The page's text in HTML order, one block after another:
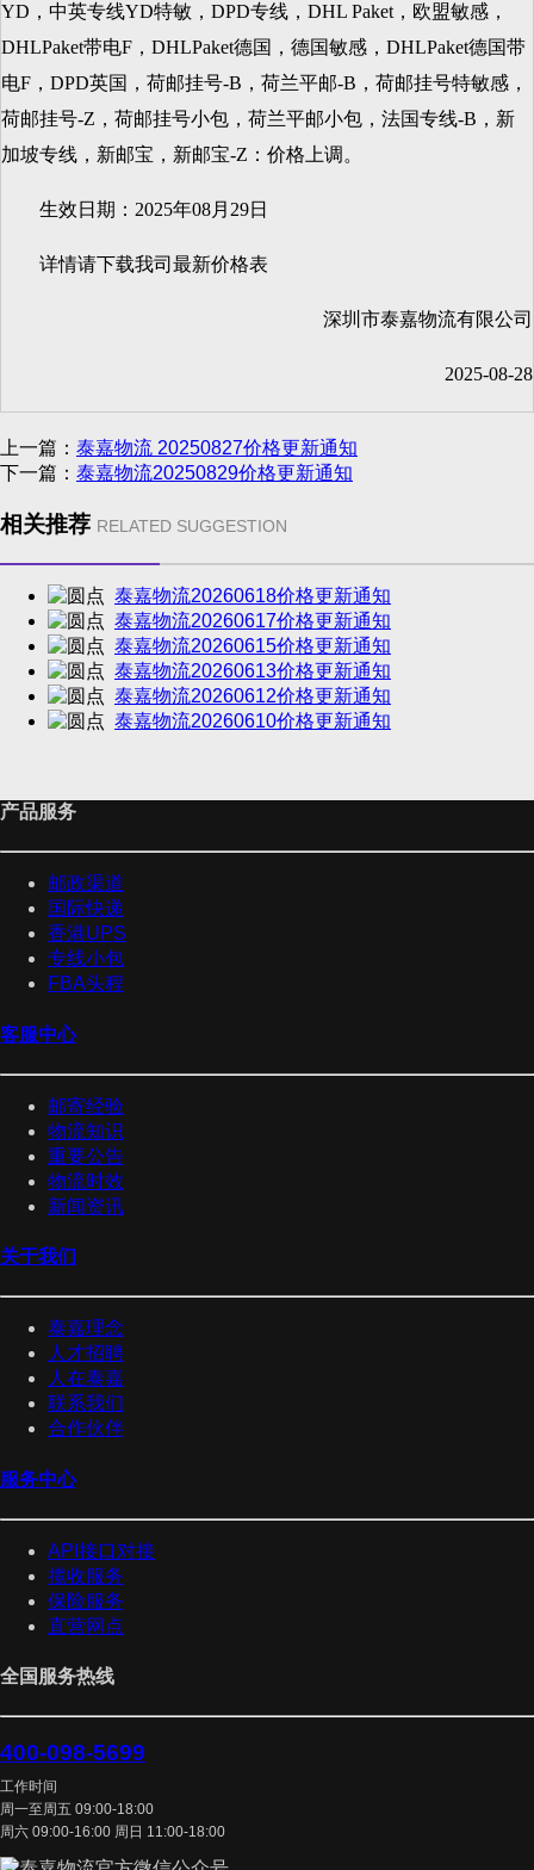
YD，中英专线YD特敏，DPD专线，DHL Paket，欧盟敏感，
DHLPaket带电F，DHLPaket德国，德国敏感，DHLPaket德国带
电F，DPD英国，荷邮挂号-B，荷兰平邮-B，荷邮挂号特敏感，
荷邮挂号-Z，荷邮挂号小包，荷兰平邮小包，法国专线-B，新
加坡专线，新邮宝，新邮宝-Z：价格上调。
生效日期：2025年08月29日
详情请下载我司最新价格表
深圳市泰嘉物流有限公司
2025-08-28
上一篇： 泰嘉物流 20250827价格更新通知
下一篇： 泰嘉物流20250829价格更新通知
相关推荐 RELATED SUGGESTION
泰嘉物流20260618价格更新通知
泰嘉物流20260617价格更新通知
泰嘉物流20260615价格更新通知
泰嘉物流20260613价格更新通知
泰嘉物流20260612价格更新通知
泰嘉物流20260610价格更新通知
产品服务
邮政渠道
国际快递
香港UPS
专线小包
FBA头程
客服中心
邮寄经验
物流知识
重要公告
物流时效
新闻资讯
关于我们
泰嘉理念
人才招聘
人在泰嘉
联系我们
合作伙伴
服务中心
API接口对接
揽收服务
保险服务
直营网点
全国服务热线
400-098-5699
工作时间
周一至周五 09:00-18:00
周六 09:00-16:00 周日 11:00-18:00